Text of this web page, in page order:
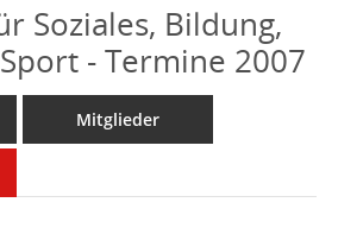
Soziales, Bildung,
- Termine 2007
Mitglieder